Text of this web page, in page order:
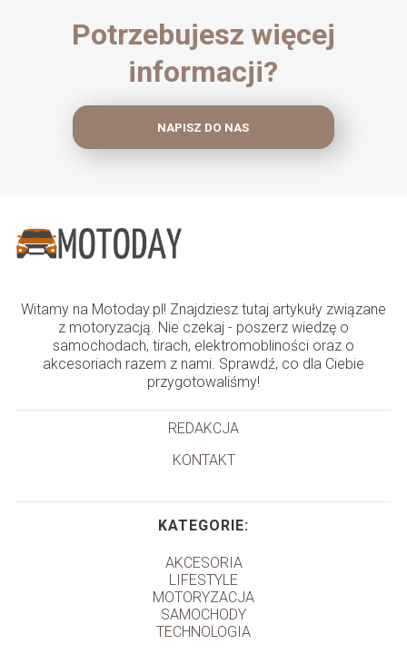
Potrzebujesz więcej
informacji?
NAPISZ DO NAS
Witamy na Motoday.pl! Znajdziesz tutaj artykuły związane
z motoryzacją. Nie czekaj - poszerz wiedzę o
samochodach, tirach, elektromobliności oraz o
akcesoriach razem z nami. Sprawdź, co dla Ciebie
przygotowaliśmy!
REDAKCJA
KONTAKT
KATEGORIE:
AKCESORIA
LIFESTYLE
MOTORYZACJA
SAMOCHODY
TECHNOLOGIA